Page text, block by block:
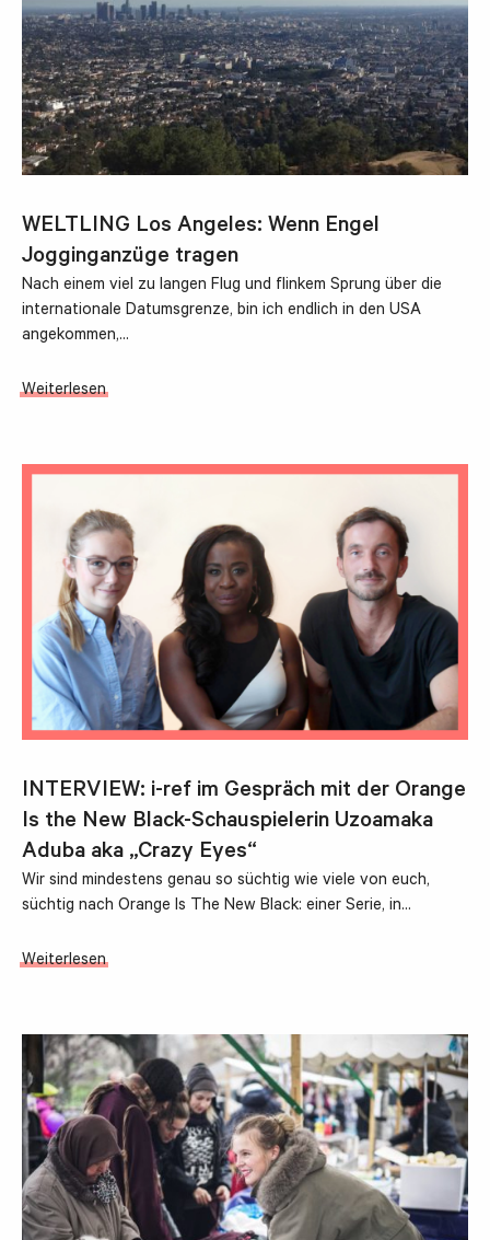
WELTLING Los Angeles: Wenn Engel
Jogginganzüge tragen
Nach einem viel zu langen Flug und flinkem Sprung über die
internationale Datumsgrenze, bin ich endlich in den USA
angekommen,…
Weiterlesen
INTERVIEW: i-ref im Gespräch mit der Orange
Is the New Black-Schauspielerin Uzoamaka
Aduba aka „Crazy Eyes“
Wir sind mindestens genau so süchtig wie viele von euch,
süchtig nach Orange Is The New Black: einer Serie, in…
Weiterlesen